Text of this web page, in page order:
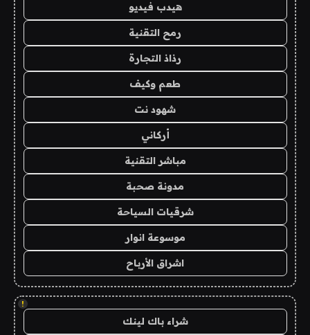
هيدب فيديو
رمح التقنية
رذاذ التجارة
طعم وكيف
شهود نت
أركاني
مباشر التقنية
مدونة صحبة
شرقيات السياحة
موسوعة انوار
اشراق الأرباح
!
شراء باك لينك